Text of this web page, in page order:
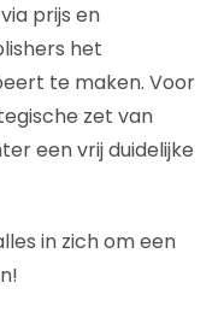
prijs en
het
te maken. Voor
zet van
een vrij duidelijke
in zich om een